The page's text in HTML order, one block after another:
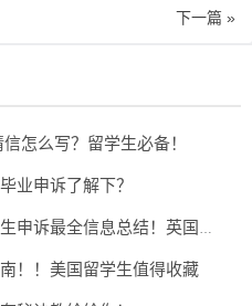
下一篇 »
怎么写？留学生必备！
业申诉了解下？
英国补考挂科申诉，英国留学生申诉最全信息总结！英国留学生必收藏！
！！美国留学生值得收藏